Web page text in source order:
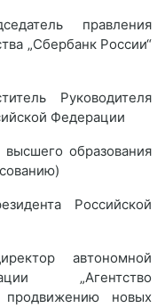
правления
„Сбербанк России“
Руководителя
Федерации
образования
Российской
автономной
„Агентство
продвижению новых